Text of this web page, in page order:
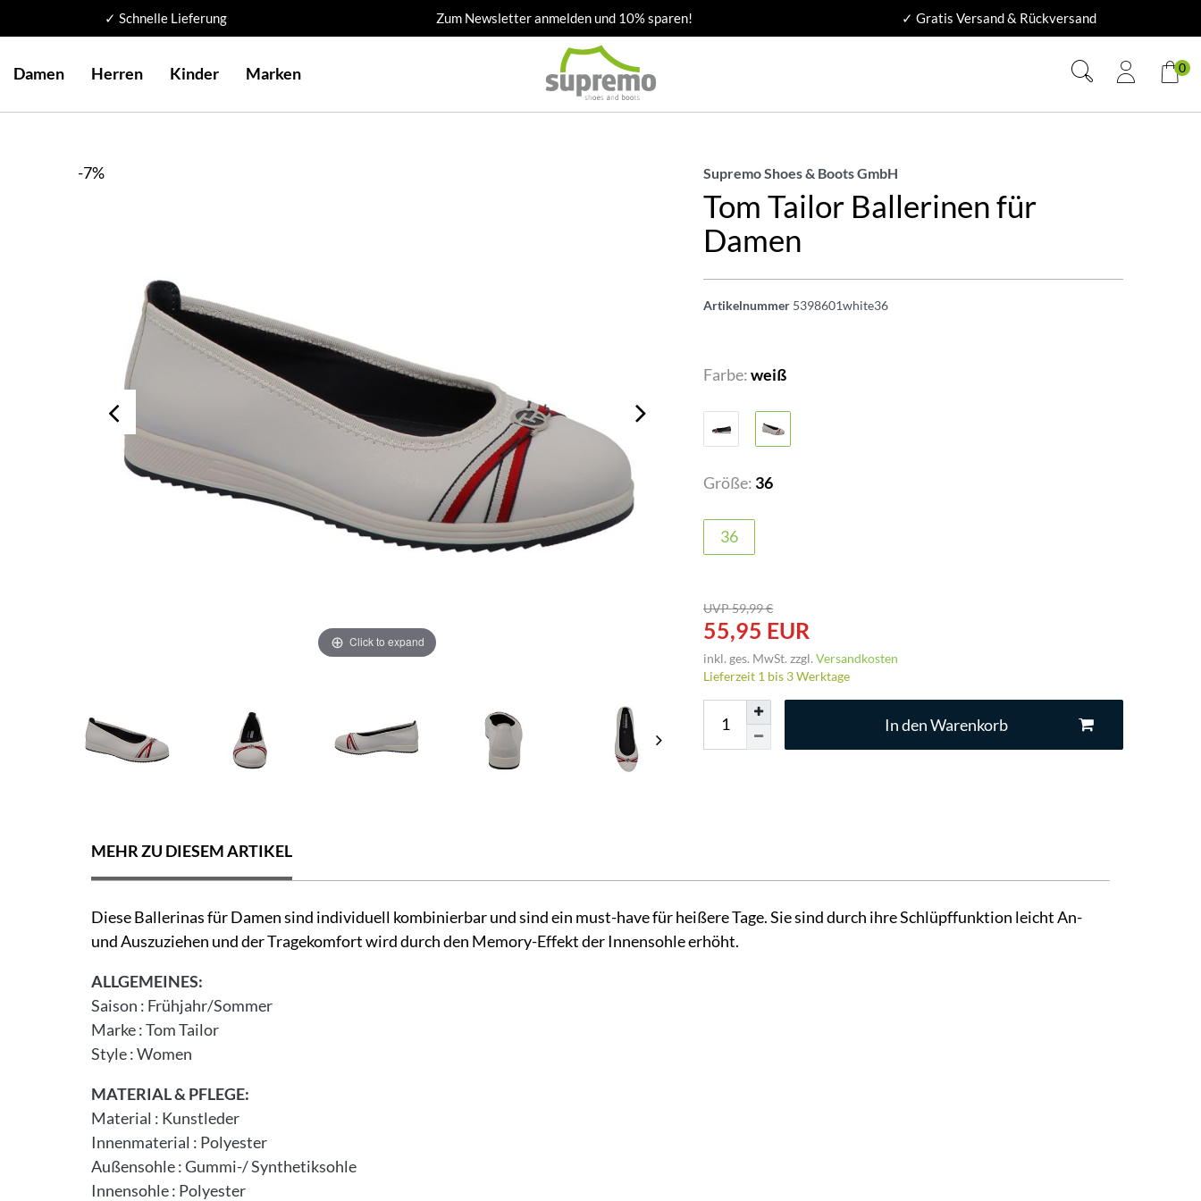
✓ Schnelle Lieferung Zum Newsletter anmelden und 10% sparen! ✓ Gratis Versand & Rückversand
Damen Herren Kinder Marken 0
-7%
Click to expand
Supremo Shoes & Boots GmbH
Tom Tailor Ballerinen für
Damen
Artikelnummer 5398601white36
Farbe:weiß
Größe: 36
36
UVP 59,99 €
55,95 EUR
inkl. ges. MwSt. zzgl. Versandkosten
Lieferzeit 1 bis 3 Werktage
In den Warenkorb
MEHR ZU DIESEM ARTIKEL
Diese Ballerinas für Damen sind individuell kombinierbar und sind ein must-have für heißere Tage. Sie sind durch ihre Schlüpffunktion leicht An-
und Auszuziehen und der Tragekomfort wird durch den Memory-Effekt der Innensohle erhöht.
ALLGEMEINES:
Saison : Frühjahr/Sommer
Marke:Tom Tailor
Style:Women
MATERIAL & PFLEGE:
Material : Kunstleder
Innenmaterial : Polyester
Außensohle:Gummi-/ Synthetiksohle
Innensohle: Polyester